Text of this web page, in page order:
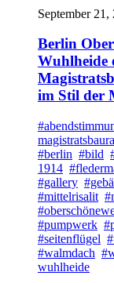
September 21,
Berlin
Wuhlheide
im Stil der
#berlin #bild
1914
#gallery
#mittelrisalit
#pumpwerk
#seitenflügel
#walmdach
wuhlheide